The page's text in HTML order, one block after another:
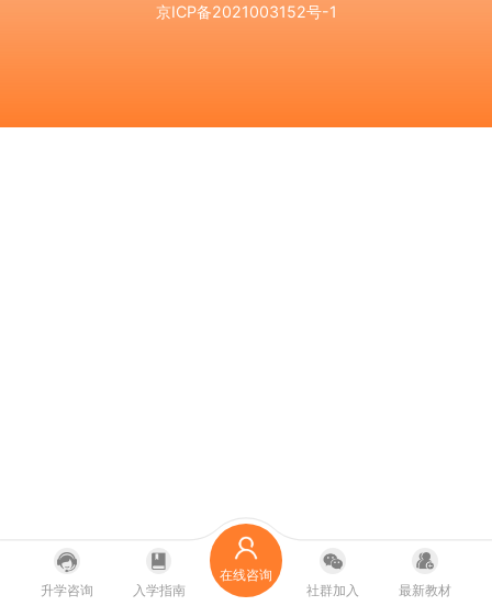
京ICP备2021003152号-1
升学咨询 入学指南
在线咨询
社群加入
最新教材